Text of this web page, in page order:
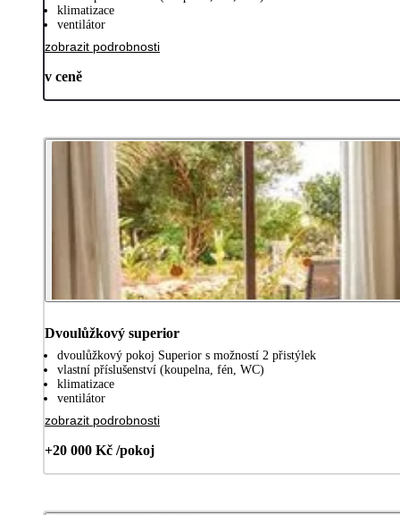
klimatizace
ventilátor
zobrazit podrobnosti
v ceně
Dvoulůžkový superior
dvoulůžkový pokoj Superior s možností 2 přistýlek
vlastní příslušenství (koupelna, fén, WC)
klimatizace
ventilátor
zobrazit podrobnosti
+20 000 Kč /pokoj